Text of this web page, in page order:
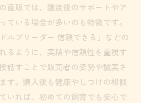
ドル直販先の見分け方と選び
トイプードルがおすすめな訳
安心なトイプードル直販の購入
直販が初心者に選ばれる理由
直販では、譲渡後のサポートやア
ている場合が多いのも特徴です。
ルブリーダー 信頼できる」などの
るように、実績や信頼性を重視す
話すことで販売者の姿勢や誠実さ
す。購入後も健康やしつけの相談
いれば、初めての飼育でも安心で